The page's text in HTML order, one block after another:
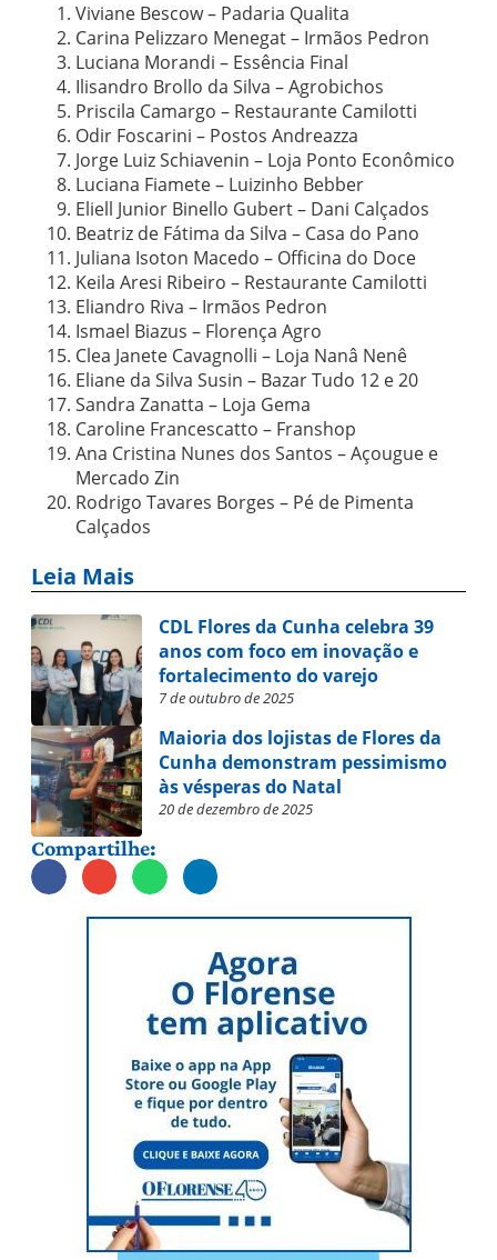
Viviane Bescow – Padaria Qualita
Carina Pelizzaro Menegat – Irmãos Pedron
Luciana Morandi – Essência Final
Ilisandro Brollo da Silva – Agrobichos
Priscila Camargo – Restaurante Camilotti
Odir Foscarini – Postos Andreazza
Jorge Luiz Schiavenin – Loja Ponto Econômico
Luciana Fiamete – Luizinho Bebber
Eliell Junior Binello Gubert – Dani Calçados
Beatriz de Fátima da Silva – Casa do Pano
Juliana Isoton Macedo – Officina do Doce
Keila Aresi Ribeiro – Restaurante Camilotti
Eliandro Riva – Irmãos Pedron
Ismael Biazus – Florença Agro
Clea Janete Cavagnolli – Loja Nanâ Nenê
Eliane da Silva Susin – Bazar Tudo 12 e 20
Sandra Zanatta – Loja Gema
Caroline Francescatto – Franshop
Ana Cristina Nunes dos Santos – Açougue e
Mercado Zin
Rodrigo Tavares Borges – Pé de Pimenta
Calçados
Leia Mais
CDL Flores da Cunha celebra 39
anos com foco em inovação e
fortalecimento do varejo
7 de outubro de 2025
Maioria dos lojistas de Flores da
Cunha demonstram pessimismo
às vésperas do Natal
20 de dezembro de 2025
Compartilhe: